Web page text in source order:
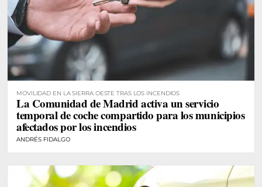
MOVILIDAD EN LA SIERRA OESTE TRAS LOS INCENDIOS
La Comunidad de Madrid activa un servicio
temporal de coche compartido para los municipios
afectados por los incendios
ANDRÉS FIDALGO